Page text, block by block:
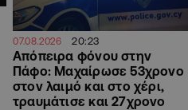
07.08.2026 20:23
Απόπειρα φόνου στην
Πάφο: Μαχαίρωσε 53χρονο
στον λαιμό και στο χέρι,
τραυμάτισε και 27χρονο